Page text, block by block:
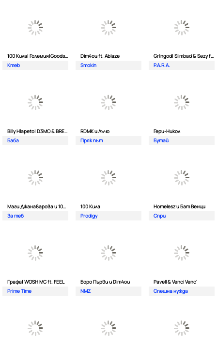
100 Кила| Големия|Goodslav и 2 Лица
Kmeb
Dim4ou ft. Ablaze
Smokin
Gr!ngod| Siimbad & Sezy ft. Djaany
P.A.R.A.
Billy Hlapeto| D3MO & BREVIS
Баба
RDMK и Лъчо
Пряк път
Гери-Никол
Бутай
Маги Джанаварова и 100 Кила
За теб
100 Кила
Prodigy
Homelesz и Бат Венци
Спри
Графа| WOSH MC ft. FEEL
Prime Time
Боро Първи и Dim4ou
NMZ
Pavell & Venci Venc'
Спешна нужда